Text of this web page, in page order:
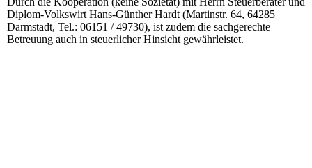
Diplom-Volkswirt Hans-Günther Hardt (Martinstr. 64, 64285
Darmstadt, Tel.: 06151 / 49730), ist zudem die sachgerechte
Betreuung auch in steuerlicher Hinsicht gewährleistet.